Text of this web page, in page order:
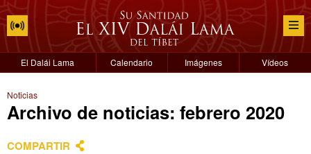
El Dalái Lama Calendario Imágenes Vídeos
Noticias
Archivo de noticias: febrero 2020
COMPARTIR